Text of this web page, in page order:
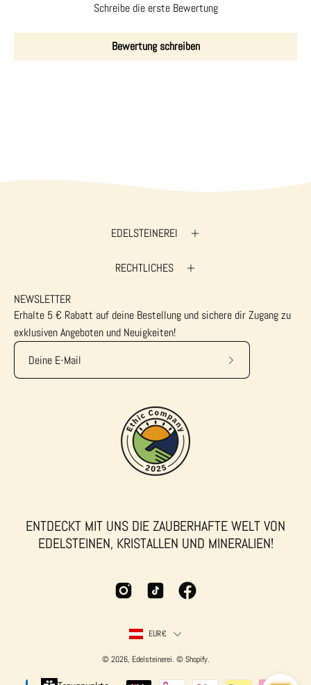
Schreibe die erste Bewertung
Bewertung schreiben
EDELSTEINEREI
RECHTLICHES
NEWSLETTER
Erhalte 5 € Rabatt auf deine Bestellung und sichere dir Zugang zu
exklusiven Angeboten und Neuigkeiten!
Abonniere
ENTDECKT MIT UNS DIE ZAUBERHAFTE WELT VON
EDELSTEINEN, KRISTALLEN UND MINERALIEN!
LAND
EUR€
© 2026, Edelsteinerei. ©Shopify.